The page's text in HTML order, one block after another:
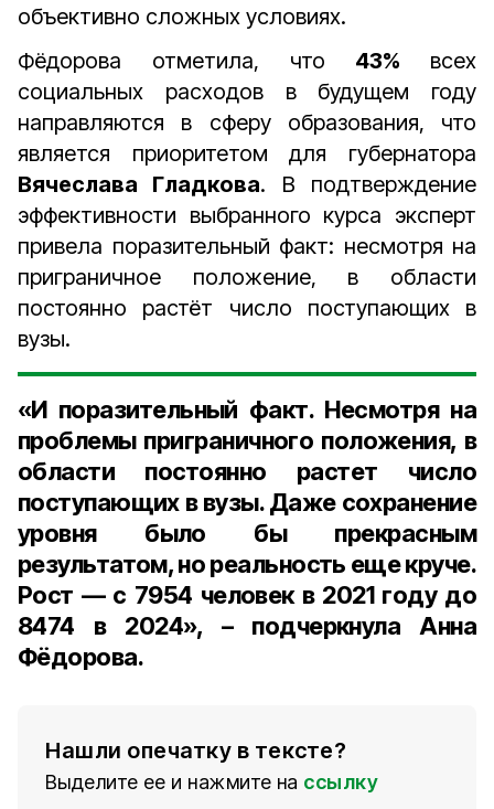
объективно сложных условиях.
Фёдорова отметила, что 43% всех
социальных расходов в будущем году
направляются в сферу образования, что
является приоритетом для губернатора
Вячеслава Гладкова. В подтверждение
эффективности выбранного курса эксперт
привела поразительный факт: несмотря на
приграничное положение, в области
постоянно растёт число поступающих в
вузы.
«И поразительный факт. Несмотря на
проблемы приграничного положения, в
области постоянно растет число
поступающих в вузы. Даже сохранение
уровня было бы прекрасным
результатом, но реальность еще круче.
Рост — с 7954 человек в 2021 году до
8474 в 2024», – подчеркнула Анна
Фёдорова.
Нашли опечатку в тексте?
Выделите ее и нажмите на ссылку